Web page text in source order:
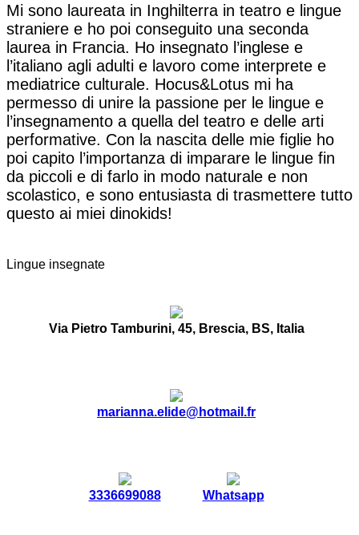
Mi sono laureata in Inghilterra in teatro e lingue
straniere e ho poi conseguito una seconda
laurea in Francia. Ho insegnato l’inglese e
l’italiano agli adulti e lavoro come interprete e
mediatrice culturale. Hocus&Lotus mi ha
permesso di unire la passione per le lingue e
l’insegnamento a quella del teatro e delle arti
performative. Con la nascita delle mie figlie ho
poi capito l’importanza di imparare le lingue fin
da piccoli e di farlo in modo naturale e non
scolastico, e sono entusiasta di trasmettere tutto
questo ai miei dinokids!
Lingue insegnate
Via Pietro Tamburini, 45, Brescia, BS, Italia
marianna.elide@hotmail.fr
3336699088 Whatsapp